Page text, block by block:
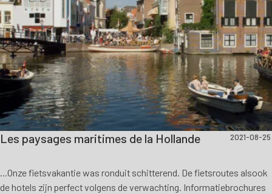
Les paysages maritimes de la Hollande 2021-08-25
...Onze fietsvakantie was ronduit schitterend. De fietsroutes alsook
de hotels zijn perfect volgens de verwachting. Informatiebrochures